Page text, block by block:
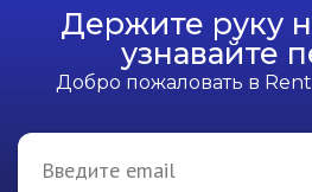
Держите руку
узнавайте
Добро пожаловать в